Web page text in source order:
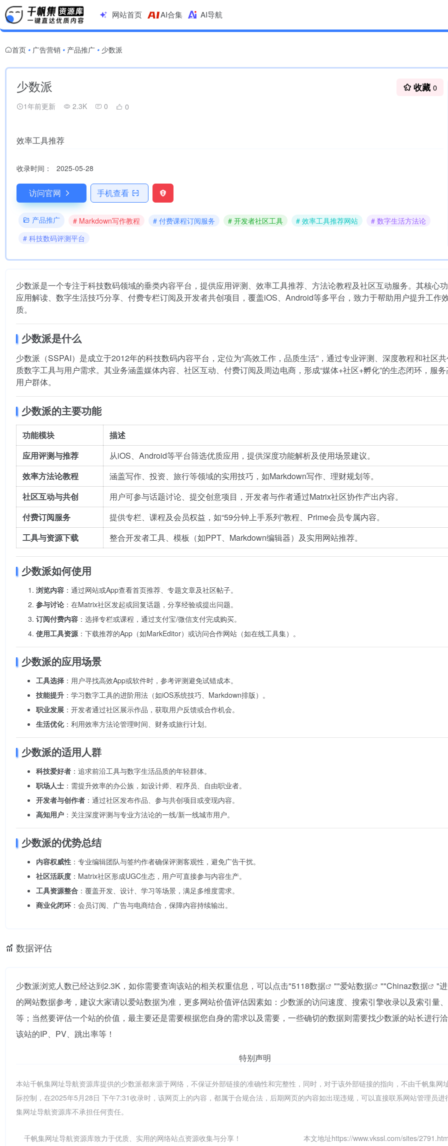
网站首页 AI合集 AI导航
首页 • 广告营销 • 产品推广 • 少数派
少数派
1年前更新 2.3K 0 0
收藏 0
效率工具推荐
收录时间： 2025-05-28
访问官网 手机查看
产品推广 # Markdown写作教程 # 付费课程订阅服务 # 开发者社区工具 # 效率工具推荐网站
# 数字生活方法论
# 科技数码评测平台
少数派是一个专注于科技数码领域的垂类内容平台，提供应用评测、效率工具推荐、方法论教程及社区互动服务。其核心
应用解读、数字生活技巧分享、付费专栏订阅及开发者共创项目，覆盖iOS、Android等多平台，致力于帮助用户提升工作
质。
少数派是什么
少数派（SSPAI）是成立于2012年的科技数码内容平台，定位为“高效工作，品质生活”，通过专业评测、深度教程和社区
质数字工具与用户需求。其业务涵盖媒体内容、社区互动、付费订阅及周边电商，形成“媒体+社区+孵化”的生态闭环，服
用户群体。
少数派的主要功能
功能模块
描述
应用评测与推荐
从iOS、Android等平台筛选优质应用，提供深度功能解析及使用场景建议。
效率方法论教程
涵盖写作、投资、旅行等领域的实用技巧，如Markdown写作、理财规划等。
社区互动与共创
用户可参与话题讨论、提交创意项目，开发者与作者通过Matrix社区协作产出内容。
付费订阅服务
提供专栏、课程及会员权益，如“59分钟上手系列”教程、Prime会员专属内容。
工具与资源下载
整合开发者工具、模板（如PPT、Markdown编辑器）及实用网站推荐。
少数派如何使用
浏览内容 ：通过网站或App查看首页推荐、专题文章及社区帖子。
参与讨论 ：在Matrix社区发起或回复话题，分享经验或提出问题。
订阅付费内容 ：选择专栏或课程，通过支付宝/微信支付完成购买。
使用工具资源：下载推荐的App（如MarkEditor）或访问合作网站（如在线工具集）。
少数派的应用场景
工具选择 ：用户寻找高效App或软件时，参考评测避免试错成本。
技能提升 ：学习数字工具的进阶用法（如iOS系统技巧、Markdown排版）。
职业发展 ：开发者通过社区展示作品，获取用户反馈或合作机会。
生活优化：利用效率方法论管理时间、财务或旅行计划。
少数派的适用人群
科技爱好者 ：追求前沿工具与数字生活品质的年轻群体。
职场人士 ：需提升效率的办公族，如设计师、程序员、自由职业者。
开发者与创作者 ：通过社区发布作品、参与共创项目或变现内容。
高知用户 ：关注深度评测与专业方法论的一线/新一线城市用户。
少数派的优势总结
内容权威性 ：专业编辑团队与签约作者确保评测客观性，避免广告干扰。
社区活跃度 ：Matrix社区形成UGC生态，用户可直接参与内容生产。
工具资源整合 ：覆盖开发、设计、学习等场景，满足多维度需求。
商业化闭环 ：会员订阅、广告与电商结合，保障内容持续输出。
数据评估
少数派浏览人数已经达到2.3K，如你需要查询该站的相关权重信息，可以点击"5118数据 ""爱站数据 ""Chinaz数据
"
的网站数据参考，建议大家请以爱站数据为准，更多网站价值评估因素如：少数派的访问速度、搜索引擎收录以及索引量
等；当然要评估一个站的价值，最主要还是需要根据您自身的需求以及需要，一些确切的数据则需要找少数派的站长进行
该站的IP、PV、跳出率等！
特别声明
本站千帆集网址导航资源库提供的少数派都来源于网络，不保证外部链接的准确性和完整性，同时，对于该外部链接的指向，不由千帆集网
际控制，在2025年5月28日 下午7:31收录时，该网页上的内容，都属于合规合法，后期网页的内容如出现违规，可以直接联系网站管理员进
集网址导航资源库不承担任何责任。
千帆集网址导航资源库致力于优质、实用的网络站点资源收集与分享！ 本文地址https://www.vkssl.com/sites/